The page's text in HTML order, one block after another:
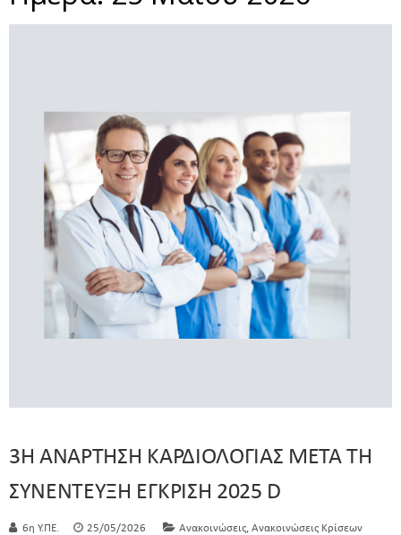
3Η ΑΝΑΡΤΗΣΗ ΚΑΡΔΙΟΛΟΓΙΑΣ ΜΕΤΑ ΤΗ
ΣΥΝΕΝΤΕΥΞΗ ΕΓΚΡΙΣΗ 2025 D
6η Υ.ΠΕ. 25/05/2026 Ανακοινώσεις Ανακοινώσεις Κρίσεων